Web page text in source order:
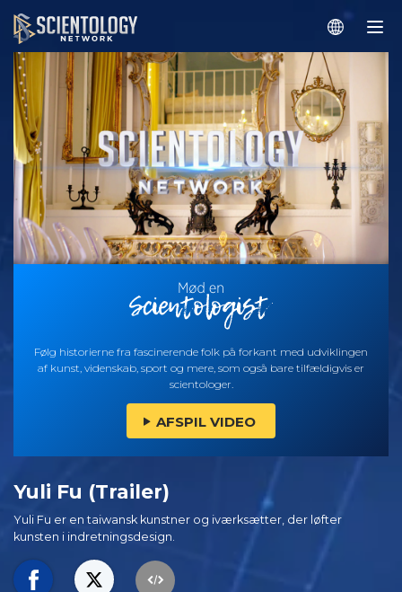
Følg historierne fra fascinerende folk på forkant med udviklingen
af kunst, videnskab, sport og mere, som også bare tilfældigvis er
scientologer.
AFSPIL VIDEO
Yuli Fu (Trailer)
Yuli Fu er en taiwansk kunstner og iværksætter, der løfter
kunsten i indretningsdesign.